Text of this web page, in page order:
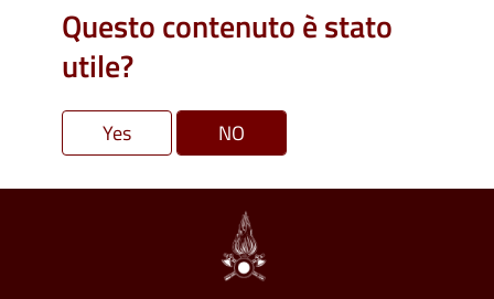
Questo contenuto è stato
utile?